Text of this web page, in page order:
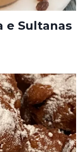
e Sultanas